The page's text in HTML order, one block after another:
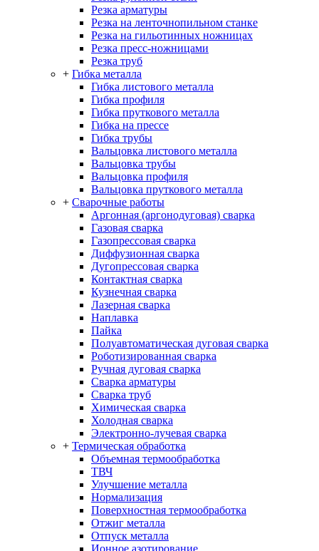
Резка арматуры
Резка на ленточнопильном станке
Резка на гильотинных ножницах
Резка пресс-ножницами
Резка труб
+ Гибка металла
Гибка листового металла
Гибка профиля
Гибка пруткового металла
Гибка на прессе
Гибка трубы
Вальцовка листового металла
Вальцовка трубы
Вальцовка профиля
Вальцовка пруткового металла
+ Сварочные работы
Аргонная (аргонодуговая) сварка
Газовая сварка
Газопрессовая сварка
Диффузионная сварка
Дугопрессовая сварка
Контактная сварка
Кузнечная сварка
Лазерная сварка
Наплавка
Пайка
Полуавтоматическая дуговая сварка
Роботизированная сварка
Ручная дуговая сварка
Сварка арматуры
Сварка труб
Химическая сварка
Холодная сварка
Электронно-лучевая сварка
+ Термическая обработка
Объемная термообработка
ТВЧ
Улучшение металла
Нормализация
Поверхностная термообработка
Отжиг металла
Отпуск металла
Ионное азотирование